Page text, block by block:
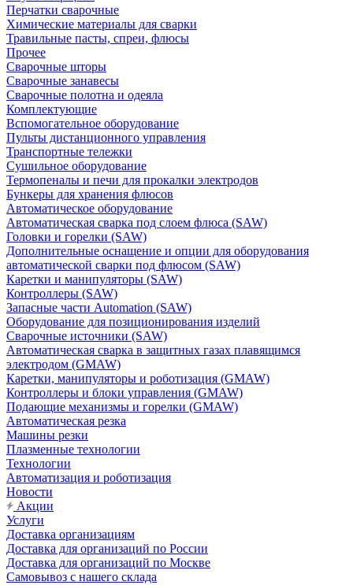
Перчатки сварочные
Химические материалы для сварки
Травильные пасты, спреи, флюсы
Прочее
Сварочные шторы
Сварочные занавесы
Сварочные полотна и одеяла
Комплектующие
Вспомогательное оборудование
Пульты дистанционного управления
Транспортные тележки
Сушильное оборудование
Термопеналы и печи для прокалки электродов
Бункеры для хранения флюсов
Автоматическое оборудование
Автоматическая сварка под слоем флюса (SAW)
Головки и горелки (SAW)
Дополнительные оснащение и опции для оборудования
автоматической сварки под флюсом (SAW)
Каретки и манипуляторы (SAW)
Контроллеры (SAW)
Запасные части Automation (SAW)
Оборудование для позиционирования изделий
Сварочные источники (SAW)
Автоматическая сварка в защитных газах плавящимся
электродом (GMAW)
Каретки, манипуляторы и роботизация (GMAW)
Контроллеры и блоки управления (GMAW)
Подающие механизмы и горелки (GMAW)
Автоматическая резка
Машины резки
Плазменные технологии
Технологии
Автоматизация и роботизация
Новости
Акции
Услуги
Доставка организациям
Доставка для организаций по России
Доставка для организаций по Москве
Самовывоз с нашего склада